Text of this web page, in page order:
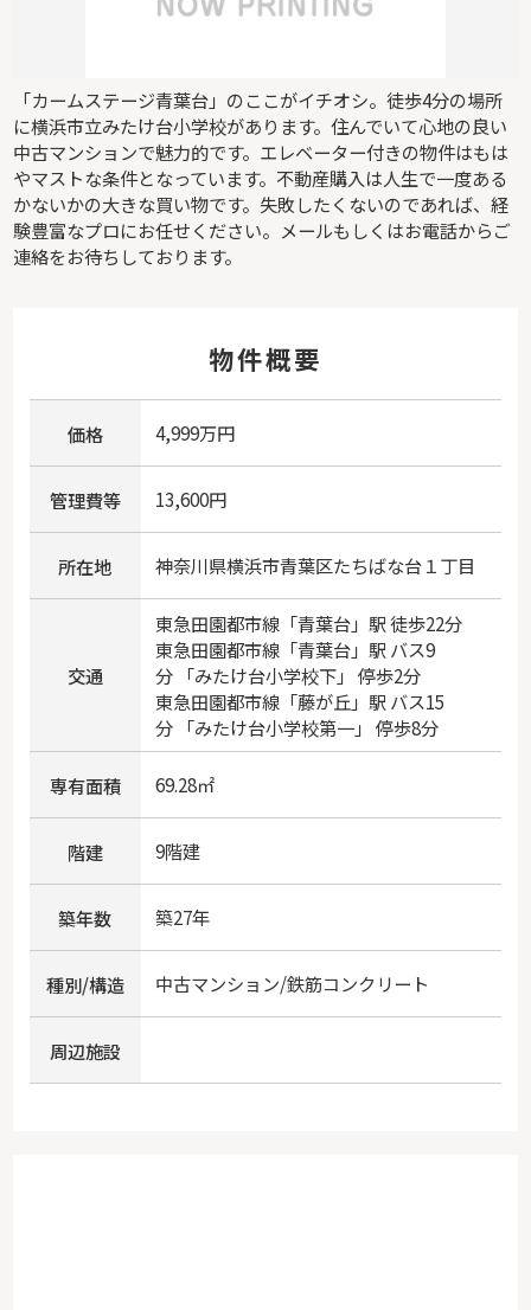
「カームステージ青葉台」のここがイチオシ。徒歩4分の場所
に横浜市立みたけ台小学校があります。住んでいて心地の良い
中古マンションで魅力的です。エレベーター付きの物件はもは
やマストな条件となっています。不動産購入は人生で一度ある
かないかの大きな買い物です。失敗したくないのであれば、経
験豊富なプロにお任せください。メールもしくはお電話からご
連絡をお待ちしております。
物件概要
価格 4,999万円
管理費等 13,600円
所在地 神奈川県横浜市青葉区たちばな台１丁目
交通
東急田園都市線「青葉台」駅 徒歩22分
東急田園都市線「青葉台」駅 バス9
分 「みたけ台小学校下」 停歩2分
東急田園都市線「藤が丘 」駅 バス15
分 「みたけ台小学校第一」 停歩8分
専有面積 69.28㎡
階建 9階建
築年数 築27年
種別/構造 中古マンション/鉄筋コンクリート
周辺施設